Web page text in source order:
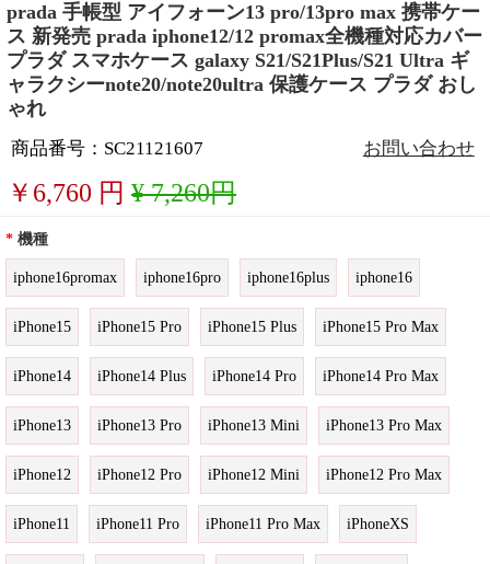
prada 手帳型 アイフォーン13 pro/13pro max 携帯ケー
ス 新発売 prada iphone12/12 promax全機種対応カバー
プラダ スマホケース galaxy S21/S21Plus/S21 Ultra ギ
ャラクシーnote20/note20ultra 保護ケース プラダ おし
ゃれ
商品番号：SC21121607 お問い合わせ
￥ 6,760 円 ¥ 7,260円
* 機種
iphone16promax iphone16pro iphone16plus iphone16
iPhone15 iPhone15 Pro iPhone15 Plus iPhone15 Pro Max
iPhone14 iPhone14 Plus iPhone14 Pro iPhone14 Pro Max
iPhone13 iPhone13 Pro iPhone13 Mini iPhone13 Pro Max
iPhone12 iPhone12 Pro iPhone12 Mini iPhone12 Pro Max
iPhone11 iPhone11 Pro iPhone11 Pro Max iPhoneXS